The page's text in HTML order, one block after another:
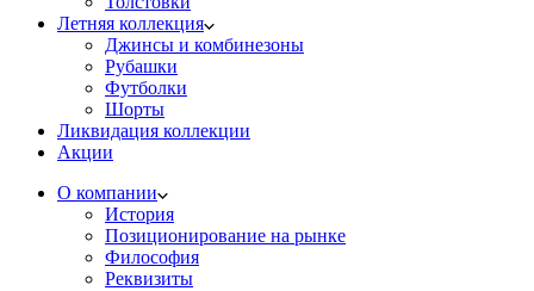
Летняя коллекция
Джинсы и комбинезоны
Рубашки
Футболки
Шорты
Ликвидация коллекции
Акции
О компании
История
Позиционирование на рынке
Философия
Реквизиты